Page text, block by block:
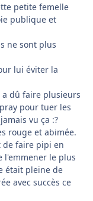
petite femelle
publique et
ne sont plus
lui éviter la
dû faire plusieurs
pour tuer les
vu ça :?
rouge et abimée.
de faire pipi en
l'emmener le plus
était pleine de
avec succès ce